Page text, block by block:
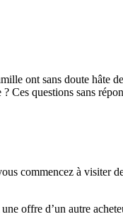
ont sans doute hâte
Ces questions sans
commencez à visiter
offre d’un autre